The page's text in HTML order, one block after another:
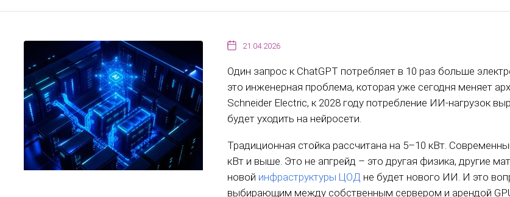
21.04.2026
Один запрос к ChatGPT потребляет в 10 раз больше
это инженерная проблема, которая уже сегодня меняет
Schneider Electric, к 2028 году потребление ИИ-нагрузок
будет уходить на нейросети.
Традиционная стойка рассчитана на 5–10 кВт.
кВт и выше. Это не апгрейд – это другая физика, другие
новой инфраструктуры ЦОД не будет нового ИИ. И это
выбирающим между собственным сервером и арендой